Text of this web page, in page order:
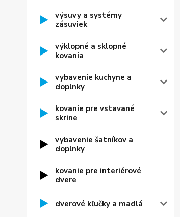
výsuvy a systémy
zásuviek
výklopné a sklopné
kovania
vybavenie kuchyne a
doplnky
kovanie pre vstavané
skrine
vybavenie šatníkov a
doplnky
kovanie pre interiérové
dvere
dverové kľučky a madlá